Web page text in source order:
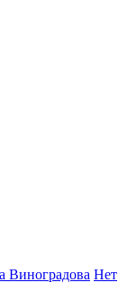
Виноградова Нет